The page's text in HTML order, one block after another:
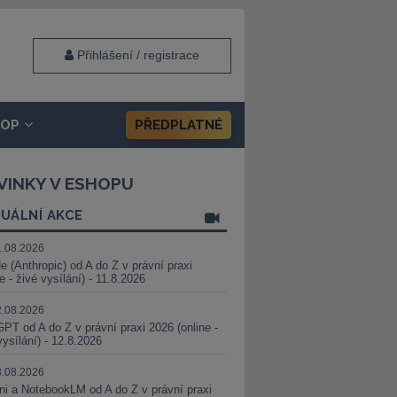
Přihlášení / registrace
PŘEDPLATNÉ
V ESHOPU
AKCE
(Anthropic) od A do Z v právní praxi
- živé vysílání) - 11.8.2026
od A do Z v právní praxi 2026 (online -
- 12.8.2026
a NotebookLM od A do Z v právní praxi